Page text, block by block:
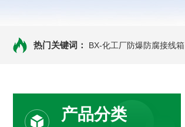
热门关键词： BX-化工厂防爆防腐接线箱
产品分类